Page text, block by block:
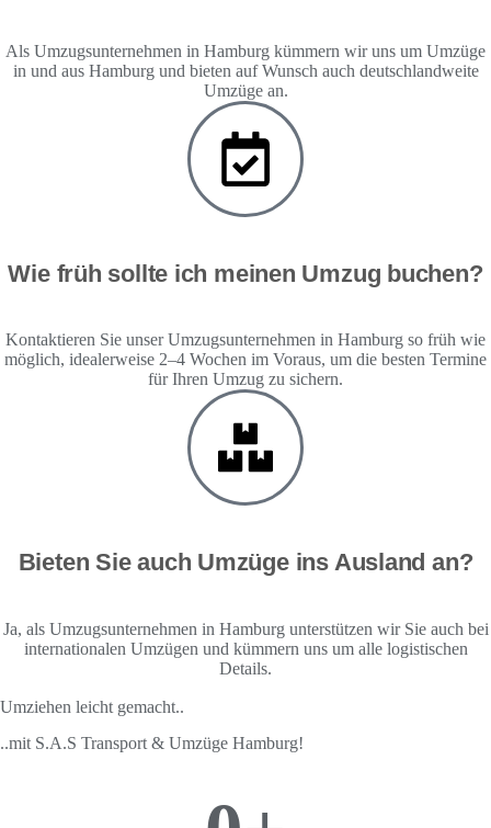
Als Umzugsunternehmen in Hamburg kümmern wir uns um Umzüge
in und aus Hamburg und bieten auf Wunsch auch deutschlandweite
Umzüge an.
Wie früh sollte ich meinen Umzug buchen?
Kontaktieren Sie unser Umzugsunternehmen in Hamburg so früh wie
möglich, idealerweise 2–4 Wochen im Voraus, um die besten Termine
für Ihren Umzug zu sichern.
Bieten Sie auch Umzüge ins Ausland an?
Ja, als Umzugsunternehmen in Hamburg unterstützen wir Sie auch bei
internationalen Umzügen und kümmern uns um alle logistischen
Details.
Umziehen leicht gemacht..
..mit S.A.S Transport & Umzüge Hamburg!